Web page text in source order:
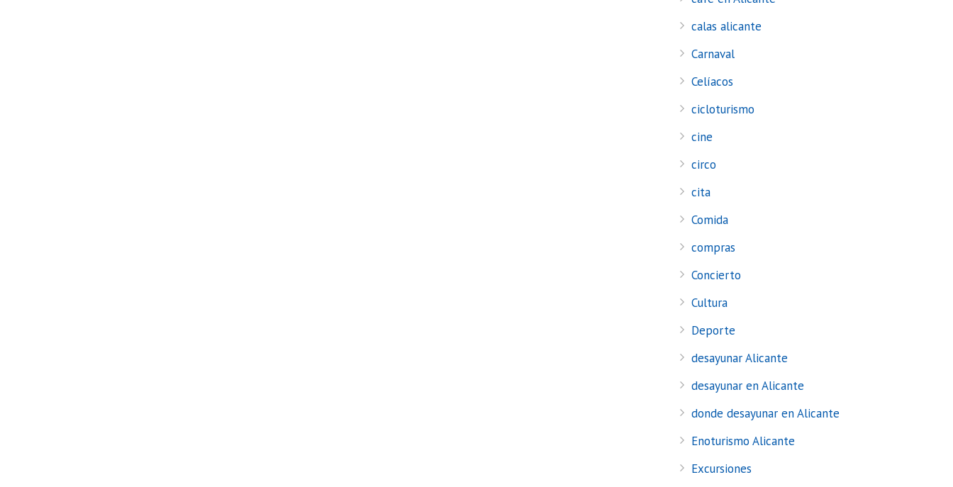
calas alicante
Carnaval
Celíacos
cicloturismo
cine
circo
cita
Comida
compras
Concierto
Cultura
Deporte
desayunar Alicante
desayunar en Alicante
donde desayunar en Alicante
Enoturismo Alicante
Excursiones